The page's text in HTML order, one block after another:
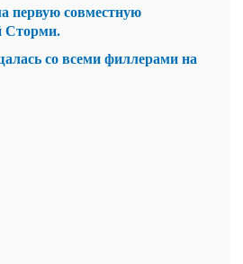
первую совместную
Сторми.
со всеми филлерами на